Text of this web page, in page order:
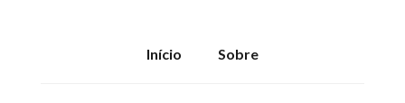
Início Sobre